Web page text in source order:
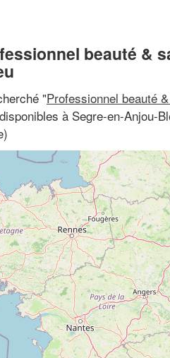
beauté &
"Professionnel beauté
à Segre-en-Anjou-